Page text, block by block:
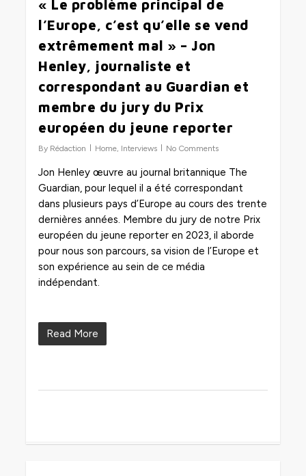
« Le problème principal de
l’Europe, c’est qu’elle se vend
extrêmement mal » – Jon
Henley, journaliste et
correspondant au Guardian et
membre du jury du Prix
européen du jeune reporter
By Rédaction Home, Interviews No Comments
Jon Henley œuvre au journal britannique The
Guardian, pour lequel il a été correspondant
dans plusieurs pays d’Europe au cours des trente
dernières années. Membre du jury de notre Prix
européen du jeune reporter en 2023, il aborde
pour nous son parcours, sa vision de l’Europe et
son expérience au sein de ce média
indépendant.
Read More